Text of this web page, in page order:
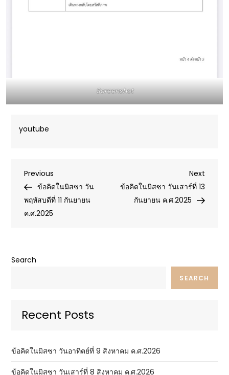
Screenshot
youtube
Post
navigation
Previous
Post
Previous
ข้อคิดในมิสซา วัน
พฤหัสบดีที่ 11 กันยายน
ค.ศ.2025
Next
Post
Next
ข้อคิดในมิสซา วันเสาร์ที่ 13
กันยายน ค.ศ.2025
Search
SEARCH
Recent Posts
ข้อคิดในมิสซา วันอาทิตย์ที่ 9 สิงหาคม ค.ศ.2026
ข้อคิดในมิสซา วันเสาร์ที่ 8 สิงหาคม ค.ศ.2026